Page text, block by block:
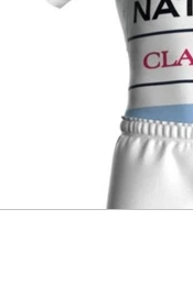
CUP